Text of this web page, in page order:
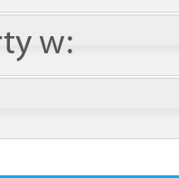
w: